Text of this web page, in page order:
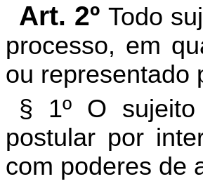
Art. 2ºTodo
processo, em
ou representado
§ 1º O sujeito
postular por
com poderes de